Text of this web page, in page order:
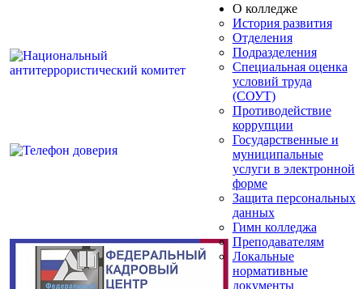
О колледже
История развития
Отделения
Подразделения
Специальная оценка
условий труда
(СОУТ)
Противодействие
коррупции
Государственные и
муниципальные
услуги в электронной
форме
Защита персональных
данных
Гимн колледжа
Преподавателям
Локальные
нормативные
документы